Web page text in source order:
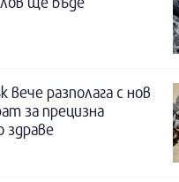
вече разполага с нов
за прецизна
здраве